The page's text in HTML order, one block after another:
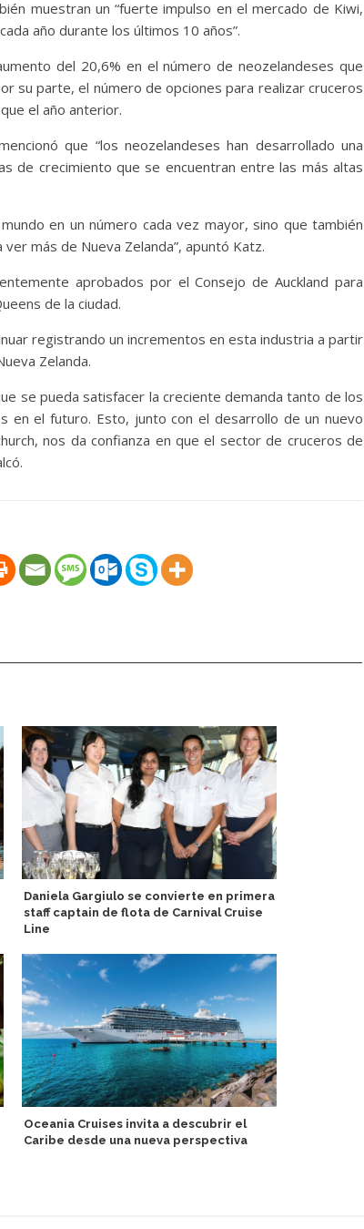
muestran un “fuerte impulso en el mercado de Kiwi,
año durante los últimos 10 años”.
del 20,6% en el número de neozelandeses que
su parte, el número de opciones para realizar cruceros
el año anterior.
que “los neozelandeses han desarrollado una
de crecimiento que se encuentran entre las más altas
en un número cada vez mayor, sino que también
más de Nueva Zelanda”, apuntó Katz.
aprobados por el Consejo de Auckland para
de la ciudad.
registrando un incrementos en esta industria a partir
Zelanda.
se pueda satisfacer la creciente demanda tanto de los
en el futuro. Esto, junto con el desarrollo de un nuevo
nos da confianza en que el sector de cruceros de
Daniela Gargiulo se convierte en primera
staff captain de flota de Carnival Cruise
Line
Oceania Cruises invita a descubrir el
Caribe desde una nueva perspectiva